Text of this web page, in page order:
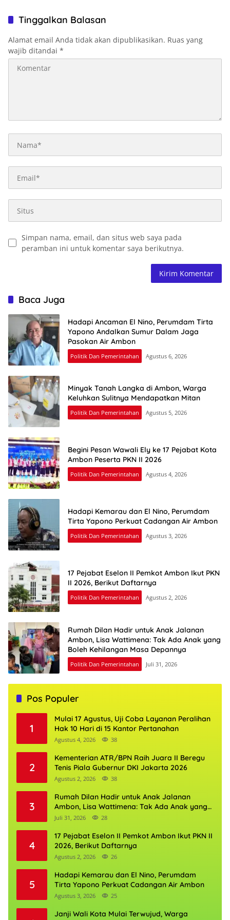
Tinggalkan Balasan
Alamat email Anda tidak akan dipublikasikan. Ruas yang
wajib ditandai *
Simpan nama, email, dan situs web saya pada
peramban ini untuk komentar saya berikutnya.
Baca Juga
Hadapi Ancaman El Nino, Perumdam Tirta
Yapono Andalkan Sumur Dalam Jaga
Pasokan Air Ambon
Politik Dan Pemerintahan Agustus 6, 2026
Minyak Tanah Langka di Ambon, Warga
Keluhkan Sulitnya Mendapatkan Mitan
Politik Dan Pemerintahan Agustus 5, 2026
Begini Pesan Wawali Ely ke 17 Pejabat Kota
Ambon Peserta PKN II 2026
Politik Dan Pemerintahan Agustus 4, 2026
Hadapi Kemarau dan El Nino, Perumdam
Tirta Yapono Perkuat Cadangan Air Ambon
Politik Dan Pemerintahan Agustus 3, 2026
17 Pejabat Eselon II Pemkot Ambon Ikut PKN
II 2026, Berikut Daftarnya
Politik Dan Pemerintahan Agustus 2, 2026
Rumah Dilan Hadir untuk Anak Jalanan
Ambon, Lisa Wattimena: Tak Ada Anak yang
Boleh Kehilangan Masa Depannya
Politik Dan Pemerintahan Juli 31, 2026
Pos Populer
1
Mulai 17 Agustus, Uji Coba Layanan Peralihan
Hak 10 Hari di 15 Kantor Pertanahan
Agustus 4, 2026 38
2
Kementerian ATR/BPN Raih Juara II Beregu
Tenis Piala Gubernur DKI Jakarta 2026
Agustus 2, 2026 38
3
Rumah Dilan Hadir untuk Anak Jalanan
Ambon, Lisa Wattimena: Tak Ada Anak yang
Boleh Kehilangan Masa Depannya
Juli 31, 2026 28
4
17 Pejabat Eselon II Pemkot Ambon Ikut PKN II
2026, Berikut Daftarnya
Agustus 2, 2026 26
5
Hadapi Kemarau dan El Nino, Perumdam
Tirta Yapono Perkuat Cadangan Air Ambon
Agustus 3, 2026 25
Janji Wali Kota Mulai Terwujud, Warga